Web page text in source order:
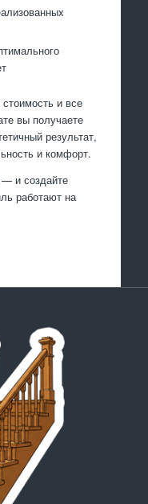
и все
вы получаете
результат,
и комфорт.
— и создайте
работают на